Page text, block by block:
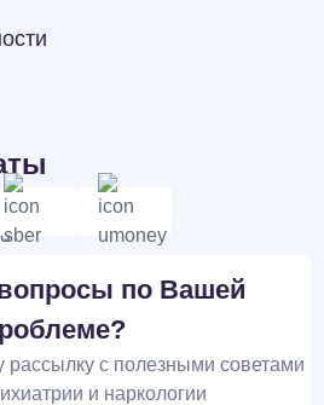
по Вашей
с полезными советами
и наркологии